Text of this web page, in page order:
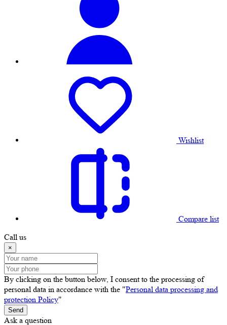
Wishlist
Compare list
Call us
×
By clicking on the button below, I consent to the processing of
personal data in accordance with the "Personal data processing and
protection Policy"
Send
Ask a question